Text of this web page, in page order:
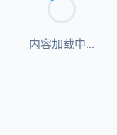
内容加载中...